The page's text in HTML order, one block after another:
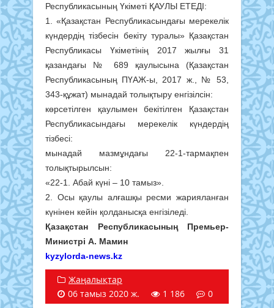
Республикасының Үкіметі ҚАУЛЫ ЕТЕДІ:
1. «Қазақстан Республикасындағы мерекелік
күндердің тізбесін бекіту туралы» Қазақстан
Республикасы Үкіметінің 2017 жылғы 31
қазандағы № 689 қаулысына (Қазақстан
Республикасының ПҮАЖ-ы, 2017 ж., № 53,
343-құжат) мынадай толықтыру енгізілсін:
көрсетілген қаулымен бекітілген Қазақстан
Республикасындағы мерекелік күндердің
тізбесі:
мынадай мазмұндағы 22-1-тармақпен
толықтырылсын:
«22-1. Абай күні – 10 тамыз».
2. Осы қаулы алғашқы ресми жарияланған
күнінен кейін қолданысқа енгізіледі.
Қазақстан Республикасының Премьер-
Министрі А. Мамин
kyzylorda-news.kz
Жаңалықтар
06 тамыз 2020 ж.
1 186 0